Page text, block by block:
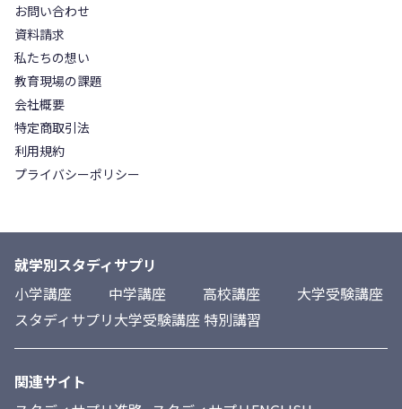
お問い合わせ
資料請求
私たちの想い
教育現場の課題
会社概要
特定商取引法
利用規約
プライバシーポリシー
就学別スタディサプリ
小学講座
中学講座 高校講座
大学受験講座
スタディサプリ大学受験講座 特別講習
関連サイト